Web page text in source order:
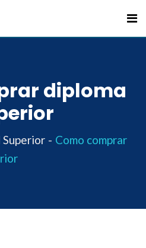
diploma
Como comprar